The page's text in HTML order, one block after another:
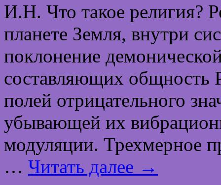
И.Н. Что такое религия?
планете Земля, внутри
поклонение
составляющих общность
полей отрицательного
убывающей их
модуляции. Трехмерное
… Читать далее →